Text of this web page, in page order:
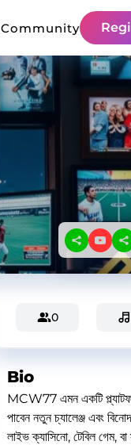
Community
0
Bio
MCW77 এমন একটি
পাবেন নতুন চ্যালেঞ্জ এবং
লাইভ ক্যাসিনো, টেবিল গেম,